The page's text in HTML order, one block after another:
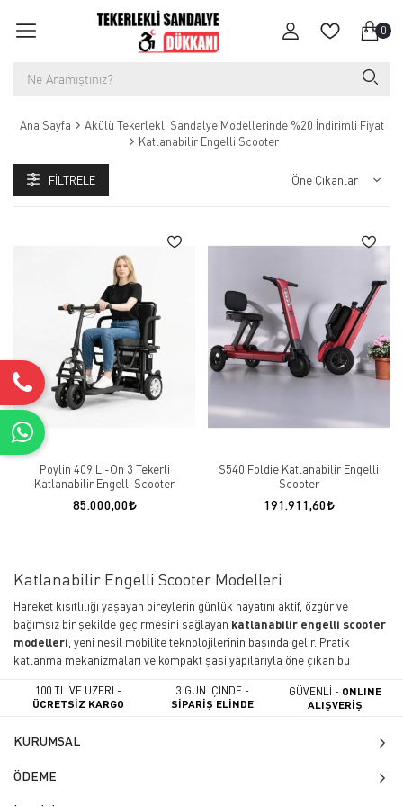
0
Ana Sayfa
Akülü Tekerlekli Sandalye Modellerinde %20 İndirimli Fiyat
Katlanabilir Engelli Scooter
FILTRELE
Poylin 409 Li-On 3 Tekerli
Katlanabilir Engelli Scooter
85.000,00
S540 Foldie Katlanabilir Engelli
Scooter
191.911,60
Katlanabilir Engelli Scooter Modelleri
Hareket kısıtlılığı yaşayan bireylerin günlük hayatını aktif, özgür ve
bağımsız bir şekilde geçirmesini sağlayan katlanabilir engelli scooter
modelleri , yeni nesil mobilite teknolojilerinin başında gelir. Pratik
katlanma mekanizmaları ve kompakt şasi yapılarıyla öne çıkan bu
seyahat dostu (travel-friendly) medikal ürünlerdir.
engelli scooter modelleri; dar alanlarda üstün manevra kabiliyeti, hafifliği
Katlanabilir Scooter Modellerinin Avantajları
Nelerdir?
100 TL VE ÜZERİ -
ÜCRETSİZ KARGO
3 GÜN İÇİNDE -
SİPARİŞ ELİNDE
GÜVENLİ - ONLINE
ALIŞVERİŞ
KURUMSAL
ÖDEME